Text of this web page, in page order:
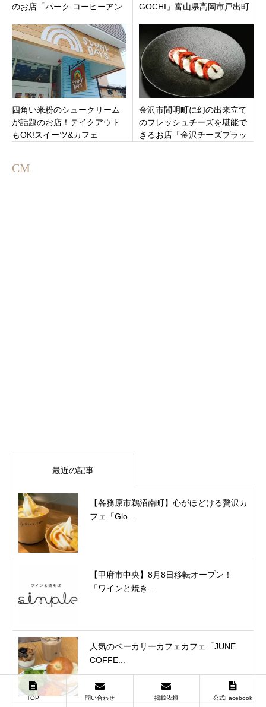
のお店「パーク コーヒーアン
18日オープン
GOCHI」富山県高岡市戸出町
四角い米粉のシュークリーム
が話題のお店！テイクアウト
もOK!スイーツ&カフェ
ープン
金沢市間明町に幻の出来立て
のフレッシュチーズを堪能で
きるお店「金沢チーズプラッ
CM
最近の記事
【各務原市鵜沼南町】心がほどける贅沢カ
フェ「Glo...
【甲府市中央】8月8日移転オープン！
「ワインと焼き...
人気のベーカリーカフェカフェ「JUNE
COFFE...
TOP 問い合わせ 掲載依頼 公式Facebook